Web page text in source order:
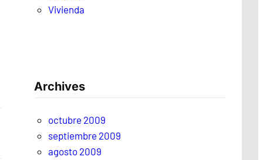
Vivienda
Archives
octubre 2009
septiembre 2009
agosto 2009